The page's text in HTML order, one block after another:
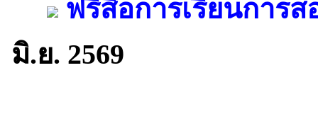
ฟรีสื่อการเรียนการ
มิ.ย. 2569